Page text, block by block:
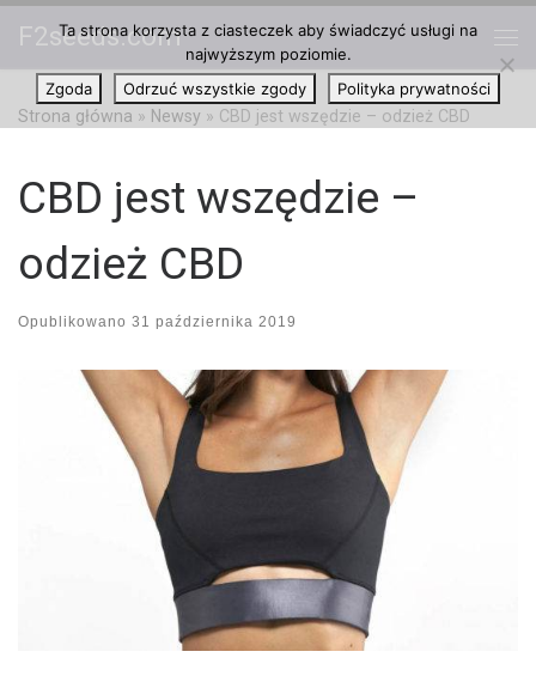
Przejdź do treści
F2seeds.com
Strona główna » Newsy » CBD jest wszędzie – odzież CBD
CBD jest wszędzie –
odzież CBD
Opublikowano 31 października 2019
Ta strona korzysta z ciasteczek aby świadczyć usługi na
najwyższym poziomie.
Zgoda
Odrzuć wszystkie zgody Polityka prywatności